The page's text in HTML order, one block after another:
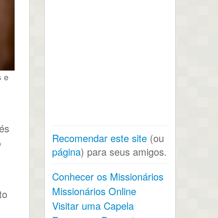
e
Recomendar este site (ou
página) para seus amigos.
Conhecer os Missionários
Missionários Online
Visitar uma Capela